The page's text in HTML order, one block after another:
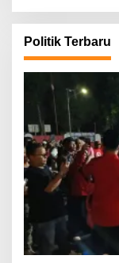
Politik Terbaru